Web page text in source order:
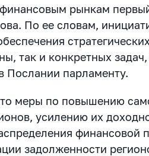
рынкам
По ее словам,
так и конкретных
Послании парламенту.
меры по повышению
усилению их
финансовой
задолженности